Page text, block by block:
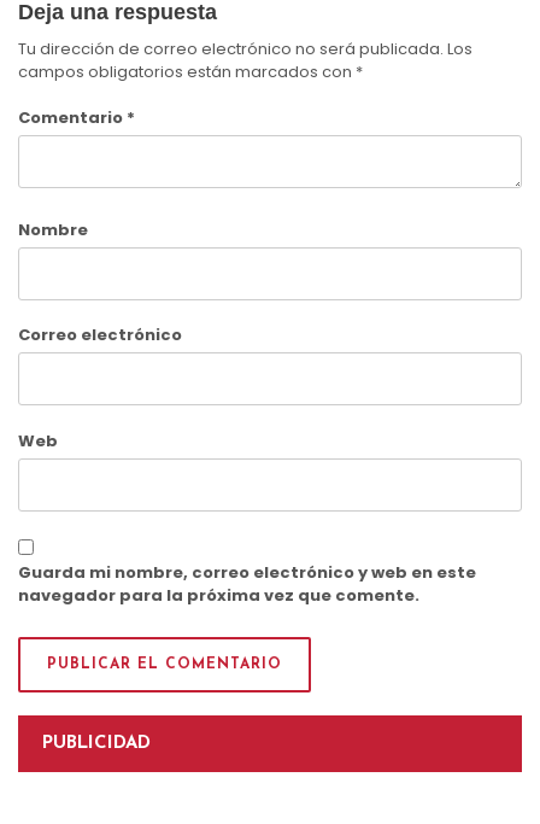
Deja una respuesta
Tu dirección de correo electrónico no será publicada. Los
campos obligatorios están marcados con *
Comentario *
Nombre
Correo electrónico
Web
Guarda mi nombre, correo electrónico y web en este
navegador para la próxima vez que comente.
PUBLICIDAD